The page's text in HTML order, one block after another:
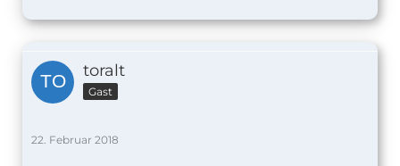
toralt
Gast
22. Februar 2018